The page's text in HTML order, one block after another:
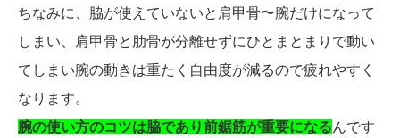
ちなみに、脇が使えていないと肩甲骨〜腕だけになって
しまい、肩甲骨と肋骨が分離せずにひとまとまりで動い
てしまい腕の動きは重たく自由度が減るので疲れやすく
なります。
腕の使い方のコツは脇であり前鋸筋が重要になるんです